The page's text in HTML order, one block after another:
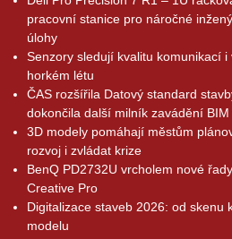
pracovní stanice pro náročné
úlohy
Senzory sledují kvalitu komunikací i
horkém létu
ČAS rozšířila Datový standard
dokončila další milník zavádění BIM
3D modely pomáhají městům
rozvoj i zvládat krize
BenQ PD2732U vrcholem nové
Creative Pro
Digitalizace staveb 2026: od skenu
modelu